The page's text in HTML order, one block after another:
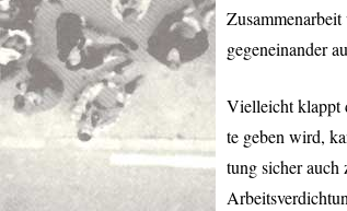
gegeneinander
Vielleicht klappt
te geben wird,
tung sicher